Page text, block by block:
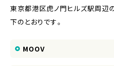
東京都港区虎ノ門ヒルズ駅周辺
下のとおりです。
MOOV